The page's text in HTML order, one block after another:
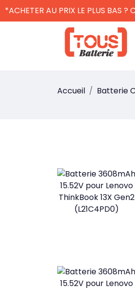
*ACHETER AU PRIX LE PLUS BAS ?
Accueil Batterie